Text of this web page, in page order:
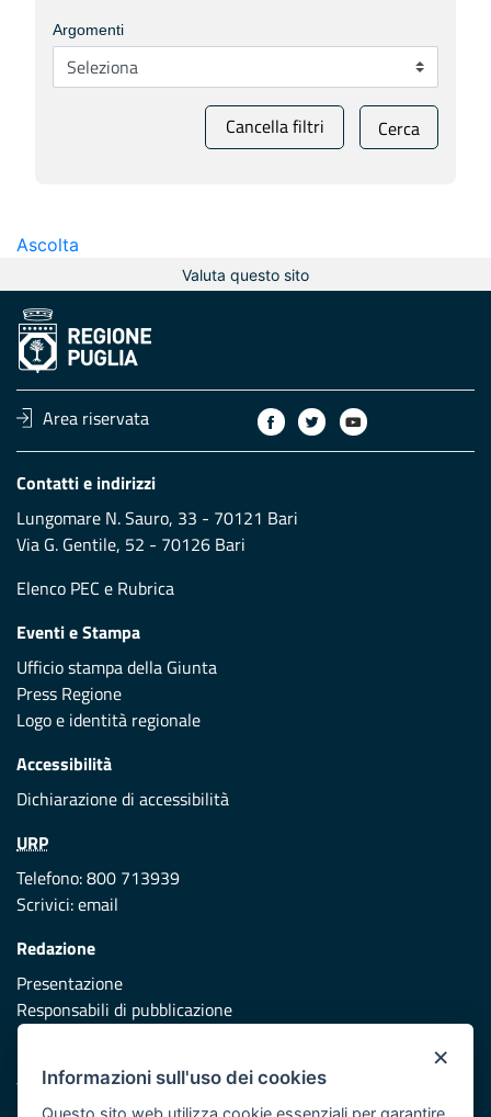
Argomenti
Cancella filtri Cerca
Ascolta
Valuta questo sito
Area riservata
Contatti e indirizzi
Lungomare N. Sauro, 33 - 70121 Bari
Via G. Gentile, 52 - 70126 Bari
Elenco PEC e Rubrica
Eventi e Stampa
Ufficio stampa della Giunta
Press Regione
Logo e identità regionale
Accessibilità
Dichiarazione di accessibilità
URP
Telefono: 800 713939
Scrivici:email
Redazione
Presentazione
Responsabili di pubblicazione
Vai al sito di Protezione Civile Puglia
×
Informazioni sull'uso dei cookies
Questo sito web utilizza cookie essenziali per garantire